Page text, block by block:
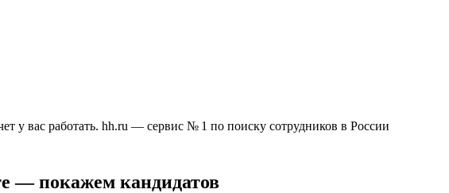
у вас работать. hh.ru — сервис № 1 по поиску сотрудников в России
— покажем кандидатов